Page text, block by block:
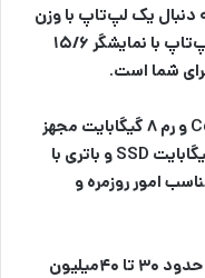
لپ‌تاپ با وزن
برای کارهای روزمره خود هستید، این لپ‌تاپ با نمایشگر ۱۵/۶
Aspire 5 به پردازنده نسل ۱۱ اینتل Core i5 و رم ۸ گیگابایت مجهز
شده است. همچنین حافظه داخلی ۵۱۲ گیگابایت SSD و باتری با
مناسب امور روزمره و
قیمت این لپ‌تاپ در سال ۱۴۰۳ با قیمت حدود ۳۰ تا ۴۰میلیون